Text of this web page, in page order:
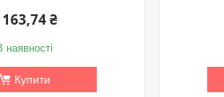
163,74 ₴
наявності
Купити